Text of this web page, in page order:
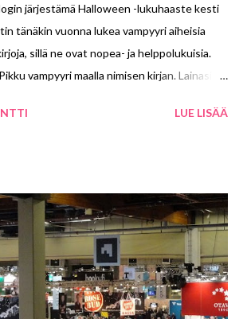
järjestämä Halloween -lukuhaaste kesti
tänäkin vuonna lukea vampyyri aiheisia
sillä ne ovat nopea- ja helppolukuisia.
vampyyri maalla nimisen kirjan. Lainasin
lukemista myöhemmin. Haasteeseen
LUE LISÄÄ